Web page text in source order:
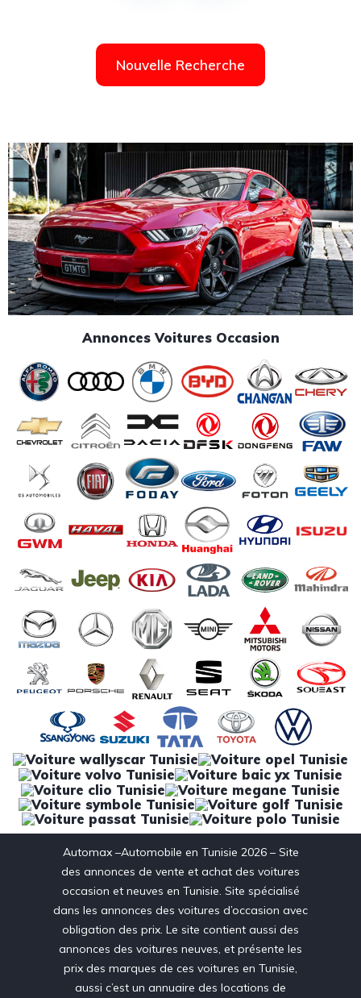
Nouvelle Recherche
Annonces Voitures Occasion
Automax –Automobile en Tunisie 2026 – Site
des annonces de vente et achat des voitures
occasion et neuves en Tunisie. Site spécialisé
dans les annonces des voitures d’occasion avec
obligation des prix. Le site contient aussi des
annonces des voitures neuves, et présente les
prix des marques de ces voitures en Tunisie,
aussi c’est un annuaire des locations de